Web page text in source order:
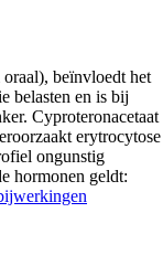
beïnvloedt het
belasten en is bij
Cyproteronacetaat
erytrocytose
ongunstig
hormonen geldt: